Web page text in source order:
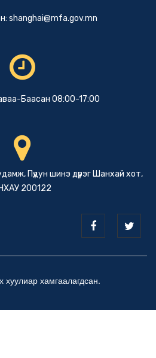
shanghai@mfa.gov.mn
Баасан 08:00-17:00
Пүдун шинэ дүүрэг Шанхай хот,
200122
хуулиар хамгаалагдсан.